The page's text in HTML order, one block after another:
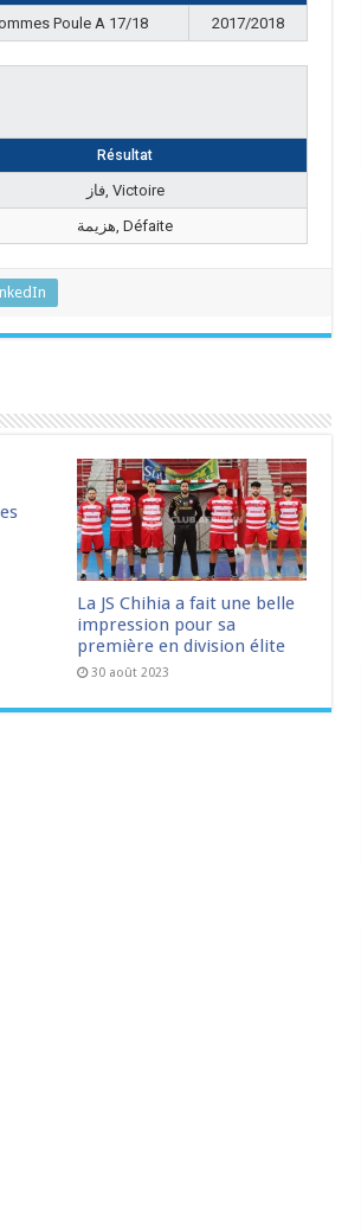
Poule A 17/18 2017/2018
Résultat
فاز, Victoire
هزيمة, Défaite
La JS Chihia a fait une belle
impression pour sa
première en division élite
30 août 2023